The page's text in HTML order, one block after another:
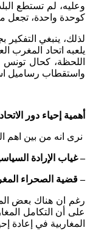
وعليه، لم تستطع
كوحدة واحدة، تجعل
لذلك، ينبغي
يلعبه اتحاد
اللحظة، كحال تونس
واستقطاب رساميل
أهمية إحياء دور
نرى انه من بين اهم
–غياب الإرادة
–قضية الصحراء
رغم ان هناك بعض المؤشرات الإيجابية
المغاربية في إعادة